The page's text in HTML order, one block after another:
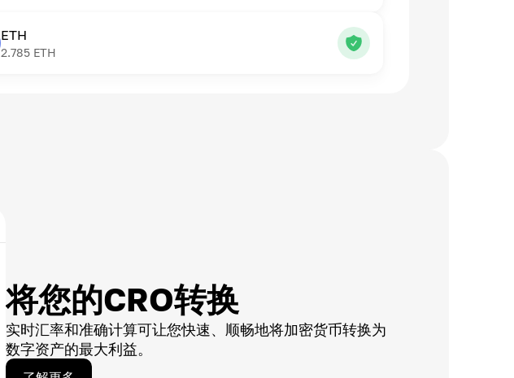
ETH
2.785 ETH
将您的CRO转换
实时汇率和准确计算可让您快速、顺畅地将加密货币转换为
数字资产的最大利益。